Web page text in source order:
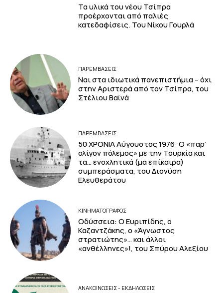
Τα υλικά του νέου Τσίπρα
προέρχονται από παλιές
κατεδαφίσεις. Του Νίκου Γουρλά
ΠΑΡΕΜΒΑΣΕΙΣ
Ναι στα ιδιωτικά πανεπιστήμια – όχι
στην Αριστερά από τον Τσίπρα, του
Στέλιου Βαϊνά
ΠΑΡΕΜΒΑΣΕΙΣ
50 ΧΡΟΝΙΑ Αύγουστος 1976: Ο «παρ’
ολίγον πόλεμος» με την Τουρκία και
τα… ενοχλητικά (μα επίκαιρα)
συμπεράσματα, του Διονύση
Ελευθεράτου
ΚΙΝΗΜΑΤΟΓΡΆΦΟΣ
Οδύσσεια: Ο Ευριπίδης, ο
Καζαντζάκης, ο «Άγνωστος
στρατιώτης»… και άλλοι
«ανθέλληνες»!, του Σπύρου Αλεξίου
ΑΝΑΚΟΙΝΩΣΕΙΣ - ΕΚΔΗΛΩΣΕΙΣ